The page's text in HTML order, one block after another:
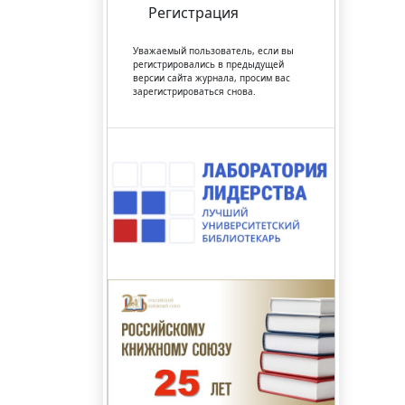
Регистрация
Уважаемый пользователь, если вы
регистрировались в предыдущей
версии сайта журнала, просим вас
зарегистрироваться снова.